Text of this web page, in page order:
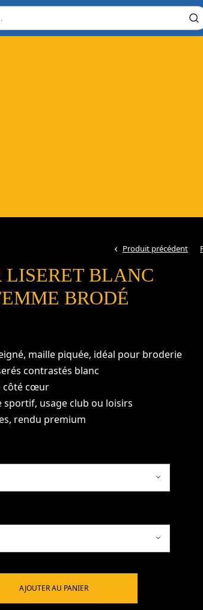
Produit précédent
LISERET BLANC
BRODÉ
maille piquée, idéal pour broderie
contrastés blanc
côté cœur
sportif, usage club ou loisirs
rendu premium
AJOUTER AU PANIER